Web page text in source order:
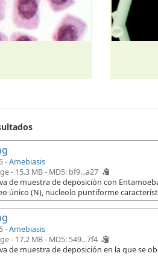
-Amebiasis
- 15.3 MB - MD5: bf9...a27
de muestra de deposición con
único (N), nucleolo puntiforme
-Amebiasis
- 17.2 MB - MD5: 549...7f4
de muestra de deposición en la que se